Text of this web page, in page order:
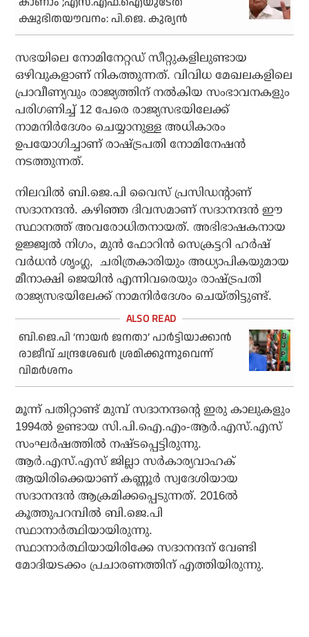
ക്ഷുഭിതയൗവനം: പി.ജെ. കുര്യന്‍
സഭയിലെ നോമിനേറ്റഡ് സീറ്റുകളിലുണ്ടായ
ഒഴിവുകളാണ് നികത്തുന്നത്. വിവിധ മേഖലകളിലെ
പ്രാവീണ്യവും രാജ്യത്തിന് നൽകിയ സംഭാവനകളും
പരിഗണിച്ച് 12 പേരെ രാജ്യസഭയിലേക്ക്
നാമനിർദേശം ചെയ്യാനുള്ള അധികാരം
ഉപയോഗിച്ചാണ് രാഷ്ട്രപതി നോമിനേഷൻ
നടത്തുന്നത്.
നിലവിൽ ബി.ജെ.പി വൈസ് പ്രസിഡൻ്റാണ്
സദാനന്ദൻ. കഴിഞ്ഞ ദിവസമാണ് സദാനന്ദൻ ഈ
സ്ഥാനത്ത് അവരോധിതനായത്. അഭിഭാഷകനായ
ഉജ്ജ്വൽ നിഗം, മുൻ ഫോറിൻ സെക്രട്ടറി ഹർഷ്
വർധൻ ശൃംഗ്ല, ചരിത്രകാരിയും അധ്യാപികയുമായ
മീനാക്ഷി ജെയിൻ എന്നിവരെയും രാഷ്ട്രപതി
രാജ്യസഭയിലേക്ക് നാമനിർദേശം ചെയ്തിട്ടുണ്ട്.
ബി.ജെ.പി ‘നായർ ജനതാ’ പാർട്ടിയാക്കാൻ
രാജീവ് ചന്ദ്രശേഖർ ശ്രമിക്കുന്നുവെന്ന്
വിമർശനം
മൂന്ന് പതിറ്റാണ്ട് മുമ്പ് സദാനന്ദന്റെ ഇരു കാലുകളും
1994ൽ ഉണ്ടായ സി.പി.ഐ.എം-ആർ.എസ്.എസ്
സംഘർഷത്തിൽ നഷ്ടപ്പെട്ടിരുന്നു.
ആർ.എസ്.എസ് ജില്ലാ സർകാര്യവാഹക്
ആയിരിക്കെയാണ് കണ്ണൂർ സ്വദേശിയായ
സദാനന്ദൻ ആക്രമിക്കപ്പെടുന്നത്. 2016ൽ
കൂത്തുപറമ്പിൽ ബി.ജെ.പി
സ്ഥാനാർത്ഥിയായിരുന്നു.
സ്ഥാനാർത്ഥിയായിരിക്കേ സദാനന്ദന് വേണ്ടി
മോദിയടക്കം പ്രചാരണത്തിന് എത്തിയിരുന്നു.